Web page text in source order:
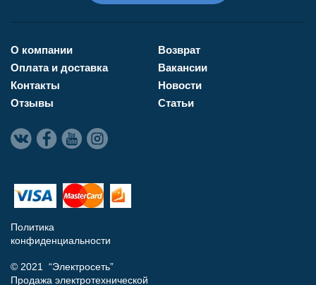
О компании
Оплата и доставка
Контакты
Отзывы
Возврат
Вакансии
Новости
Статьи
Политика
конфиденциальности
© 2021 “Электросеть”
Продажа электротехнической